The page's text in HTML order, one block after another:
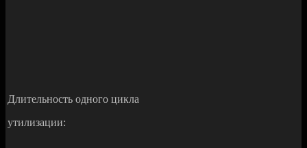
Длительность одного цикла
утилизации: